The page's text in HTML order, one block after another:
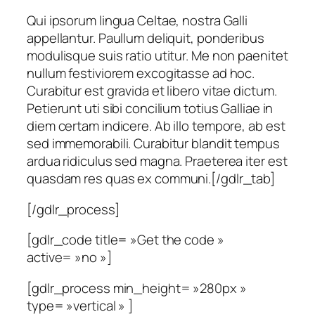
Qui ipsorum lingua Celtae, nostra Galli
appellantur. Paullum deliquit, ponderibus
modulisque suis ratio utitur. Me non paenitet
nullum festiviorem excogitasse ad hoc.
Curabitur est gravida et libero vitae dictum.
Petierunt uti sibi concilium totius Galliae in
diem certam indicere. Ab illo tempore, ab est
sed immemorabili. Curabitur blandit tempus
ardua ridiculus sed magna. Praeterea iter est
quasdam res quas ex communi.[/gdlr_tab]
[/gdlr_process]
[gdlr_code title= »Get the code »
active= »no »]
[gdlr_process min_height= »280px »
type= »vertical » ]